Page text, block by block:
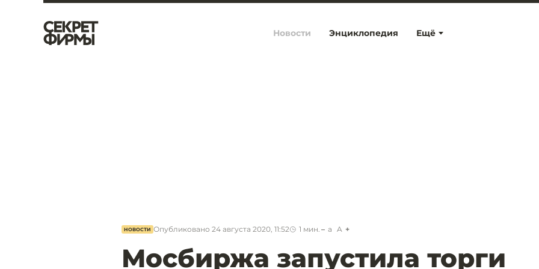
Ещё
Новости Энциклопедия
НОВОСТИ Опубликовано 24 августа 2020, 11:52 1 мин. a A
Мосбиржа запустила торги